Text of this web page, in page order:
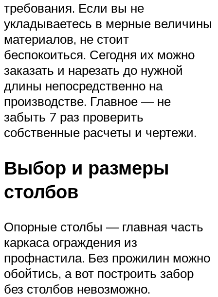
требования. Если вы не
укладываетесь в мерные величины
материалов, не стоит
беспокоиться. Сегодня их можно
заказать и нарезать до нужной
длины непосредственно на
производстве. Главное — не
забыть 7 раз проверить
собственные расчеты и чертежи.
Выбор и размеры
столбов
Опорные столбы — главная часть
каркаса ограждения из
профнастила. Без прожилин можно
обойтись, а вот построить забор
без столбов невозможно.